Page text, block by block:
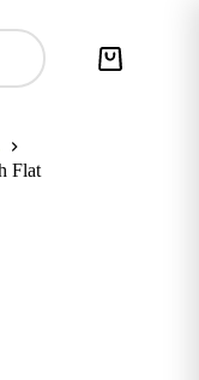
Carro
Flat